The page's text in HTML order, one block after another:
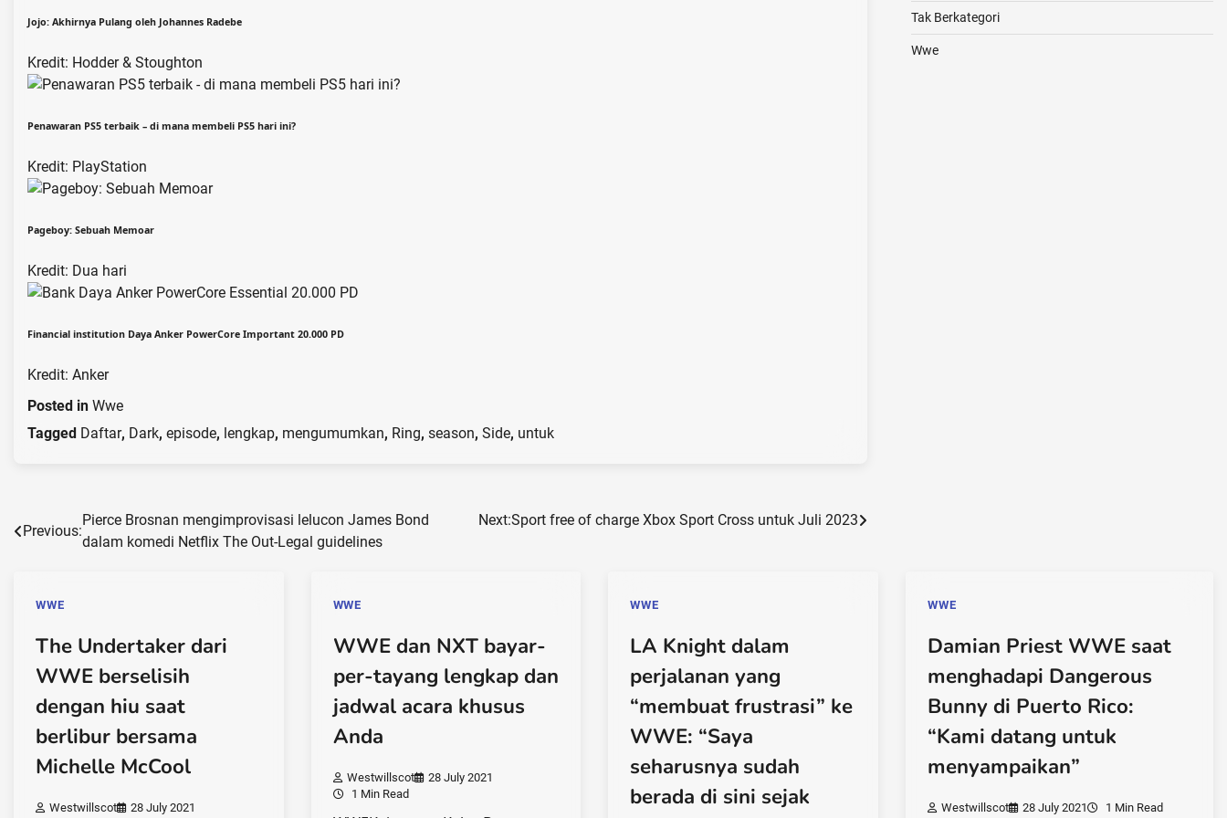
Jojo: Akhirnya Pulang oleh Johannes Radebe
Kredit: Hodder & Stoughton
Penawaran PS5 terbaik – di mana membeli PS5 hari ini?
Kredit: PlayStation
Pageboy: Sebuah Memoar
Kredit: Dua hari
Financial institution Daya Anker PowerCore Important 20.000 PD
Kredit: Anker
Posted in Wwe
Tagged Daftar, Dark, episode, lengkap, mengumumkan, Ring, season, Side, untuk
Post
navigation
Previous:
Pierce Brosnan mengimprovisasi lelucon James Bond
dalam komedi Netflix The Out-Legal guidelines
Next:Sport free of charge Xbox Sport Cross untuk Juli 2023
Tak Berkategori
Wwe
WWE
The Undertaker dari
WWE berselisih
dengan hiu saat
berlibur bersama
Michelle McCool
Westwillscot
28 July 2021
WWE
WWE dan NXT bayar-
per-tayang lengkap dan
jadwal acara khusus
Anda
Westwillscot
28 July 2021
1 Min Read
WWE
LA Knight dalam
perjalanan yang
“membuat frustrasi” ke
WWE: “Saya
seharusnya sudah
berada di sini sejak
WWE
Damian Priest WWE saat
menghadapi Dangerous
Bunny di Puerto Rico:
“Kami datang untuk
menyampaikan”
Westwillscot 28 July 2021 1 Min Read